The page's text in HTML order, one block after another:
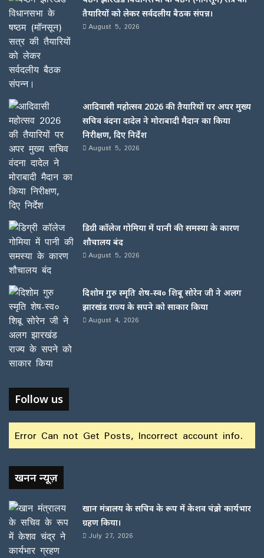
तैयारियों को लेकर सर्वदलीय बैठक संपन्न।
August 5, 2026
आदिवासी महोत्सव 2026 की तैयारियों पर अपर मुख्य
सचिव वंदना दादेल ने मोराबादी मैदान का किया
निरीक्षण, दिए निर्देश
August 5, 2026
डिग्री कॉलेज गोमिया में पानी की समस्या के कारण
शौचालय बंद
August 5, 2026
दिशोम गुरु स्मृति शेष-स्व० शिबू सोरेन जी ने अलग
झारखंड राज्य के सपने को साकार किया
August 4, 2026
Follow us
Error Can not Get Posts, Incorrect account info.
खनन न्यूज़
खान मंत्रालय के सचिव के रूप में केशव चंद्र ने कार्यभार
ग्रहण किया।
July 27, 2026